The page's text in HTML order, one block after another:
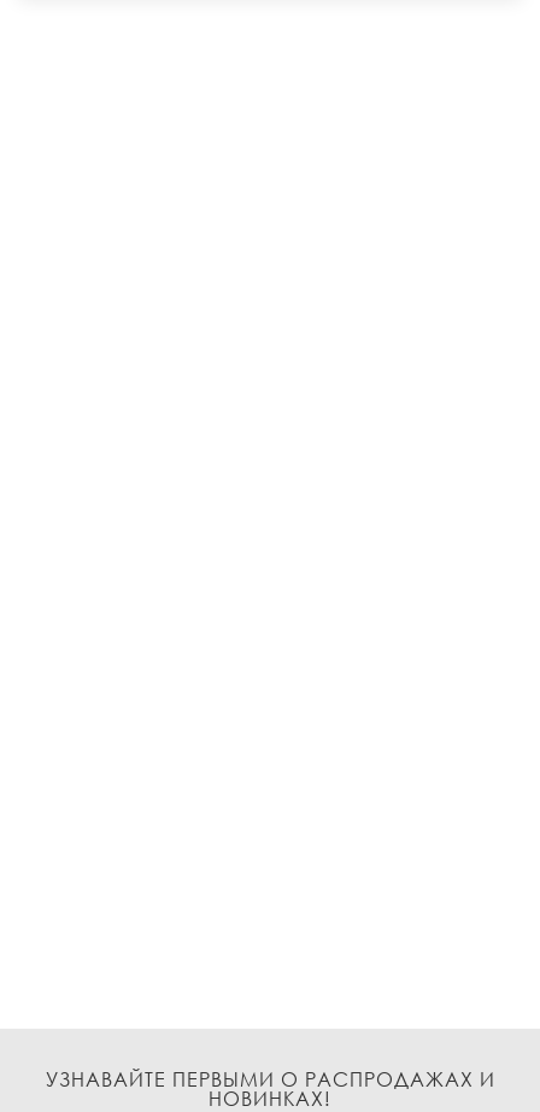
УЗНАВАЙТЕ ПЕРВЫМИ О РАСПРОДАЖАХ И
НОВИНКАХ!